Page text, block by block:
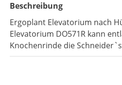
Beschreibung
Ergoplant Elevatorium nach
Elevatorium DO571R kann
Knochenrinde die